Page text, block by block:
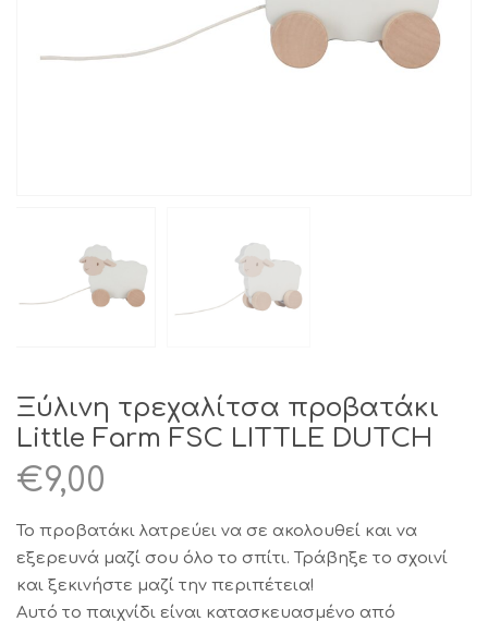
Ξύλινη τρεχαλίτσα προβατάκι
Little Farm FSC LITTLE DUTCH
€9,00
Το προβατάκι λατρεύει να σε ακολουθεί και να
εξερευνά μαζί σου όλο το σπίτι. Τράβηξε το σχοινί
και ξεκινήστε μαζί την περιπέτεια!
Αυτό το παιχνίδι είναι κατασκευασμένο από